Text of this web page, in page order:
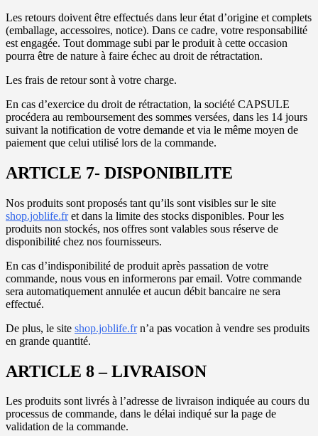
Les retours doivent être effectués dans leur état d’origine et complets
(emballage, accessoires, notice). Dans ce cadre, votre responsabilité
est engagée. Tout dommage subi par le produit à cette occasion
pourra être de nature à faire échec au droit de rétractation.
Les frais de retour sont à votre charge.
En cas d’exercice du droit de rétractation, la société CAPSULE
procédera au remboursement des sommes versées, dans les 14 jours
suivant la notification de votre demande et via le même moyen de
paiement que celui utilisé lors de la commande.
ARTICLE 7- DISPONIBILITE
Nos produits sont proposés tant qu’ils sont visibles sur le site
shop.joblife.fret dans la limite des stocks disponibles. Pour les
produits non stockés, nos offres sont valables sous réserve de
disponibilité chez nos fournisseurs.
En cas d’indisponibilité de produit après passation de votre
commande, nous vous en informerons par email. Votre commande
sera automatiquement annulée et aucun débit bancaire ne sera
effectué.
De plus, le site shop.joblife.frn’a pas vocation à vendre ses produits
en grande quantité.
ARTICLE 8 – LIVRAISON
Les produits sont livrés à l’adresse de livraison indiquée au cours du
processus de commande, dans le délai indiqué sur la page de
validation de la commande.